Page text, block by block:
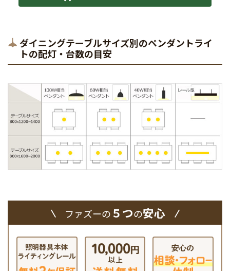
ダイニングテーブルサイズ別のペンダントライ
トの配灯・台数の目安
ファズーの５つの安心